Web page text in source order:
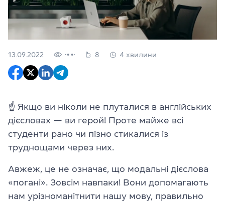
13.09.2022 8 4 хвилини
☝ Якщо ви ніколи не плуталися в англійських
дієсловах — ви герой! Проте майже всі
студенти рано чи пізно стикалися із
труднощами через них.
Авжеж, це не означає, що модальні дієслова
«погані». Зовсім навпаки! Вони допомагають
нам урізноманітнити нашу мову, правильно